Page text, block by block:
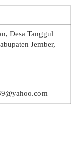
Desa Tanggul
Jember,